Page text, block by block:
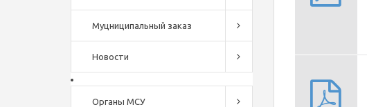
Муцниципальный заказ
Новости
Органы МСУ